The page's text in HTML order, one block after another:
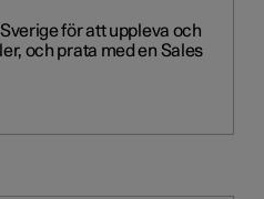
för att uppleva och
och prata med en Sales